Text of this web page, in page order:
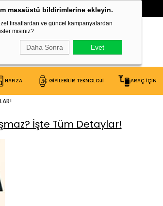
masaüstü bildirimlerine ekleyin.
fırsatlardan ve güncel kampanyalardan
misiniz?
Daha Sonra Evet
Çeşit Ürün Burada!
HAFIZA GİYİLEBİLİR TEKNOLOJİ ARAÇ İÇİN
İşte Tüm Detaylar!